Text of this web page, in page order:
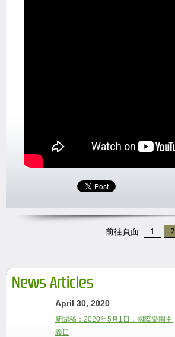
前往頁面 1 2
News Articles
April 30, 2020
新聞稿：2020年5月1日，國際樂園主
義日